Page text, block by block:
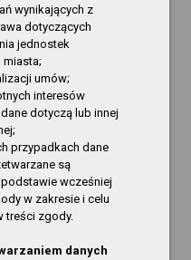
wynikających z
dotyczących
jednostek
miasta;
umów;
interesów
dotyczą lub innej
przypadkach dane
są
podstawie wcześniej
w zakresie i celu
treści zgody.
danych